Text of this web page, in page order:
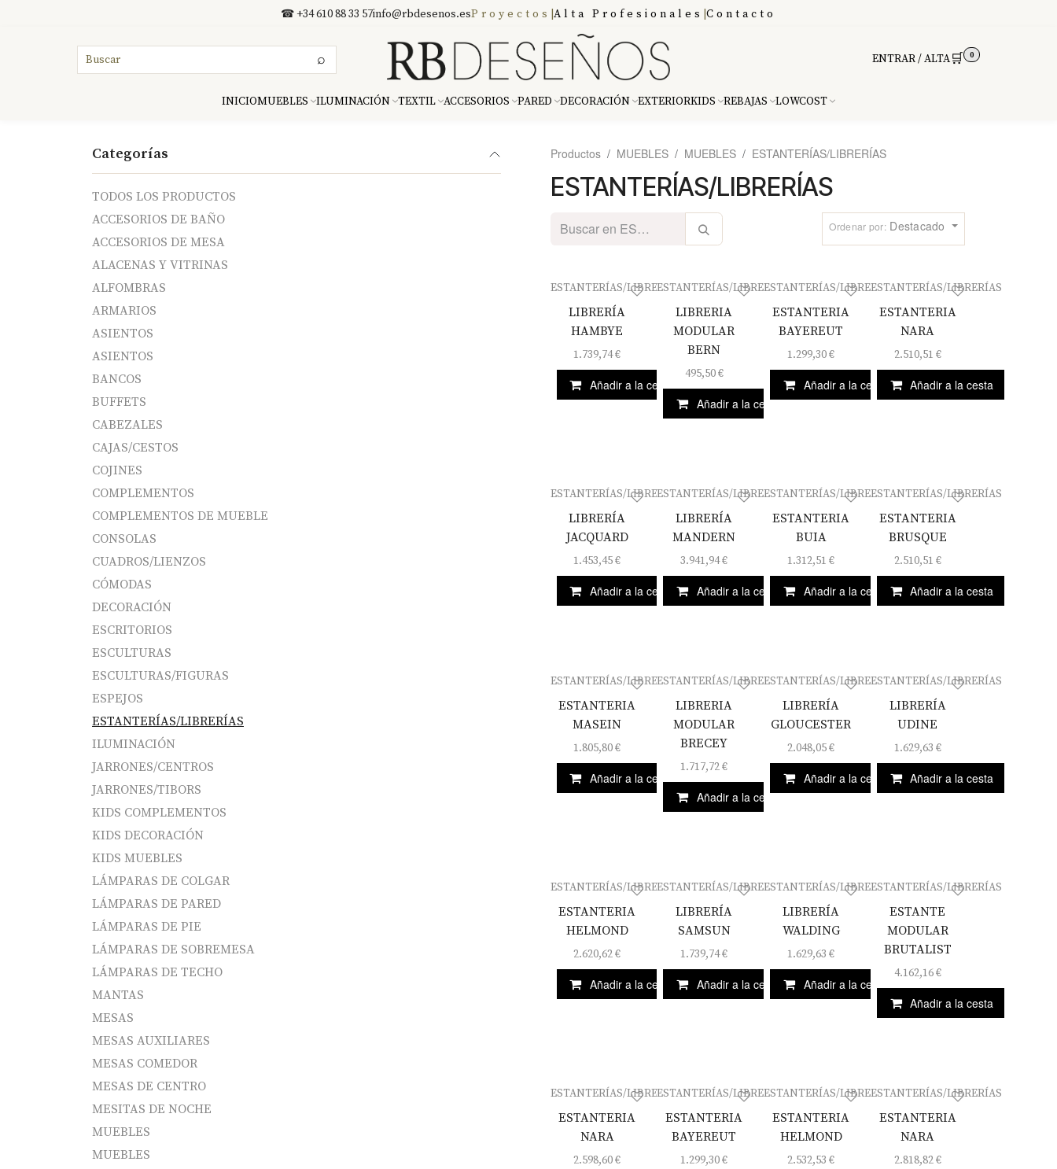
☎ +34 610 88 33 57info@rbdesenos.esProyectos Alta Profesionales Contacto
⌕ ENTRAR / ALTA🛒 0
INICIOMUEBLES ILUMINACIÓN TEXTIL ACCESORIOS PARED DECORACIÓN EXTERIORKIDS REBAJAS LOWCOST
Categorías
TODOS LOS PRODUCTOS
ACCESORIOS DE BAÑO
ACCESORIOS DE MESA
ALACENAS Y VITRINAS
ALFOMBRAS
ARMARIOS
ASIENTOS
ASIENTOS
BANCOS
BUFFETS
CABEZALES
CAJAS/CESTOS
COJINES
COMPLEMENTOS
COMPLEMENTOS DE MUEBLE
CONSOLAS
CUADROS/LIENZOS
CÓMODAS
DECORACIÓN
ESCRITORIOS
ESCULTURAS
ESCULTURAS/FIGURAS
ESPEJOS
ESTANTERÍAS/LIBRERÍAS
ILUMINACIÓN
JARRONES/CENTROS
JARRONES/TIBORS
KIDS COMPLEMENTOS
KIDS DECORACIÓN
KIDS MUEBLES
LÁMPARAS DE COLGAR
LÁMPARAS DE PARED
LÁMPARAS DE PIE
LÁMPARAS DE SOBREMESA
LÁMPARAS DE TECHO
MANTAS
MESAS
MESAS AUXILIARES
MESAS COMEDOR
MESAS DE CENTRO
MESITAS DE NOCHE
MUEBLES
MUEBLES
Productos MUEBLES MUEBLES ESTANTERÍAS/LIBRERÍAS
ESTANTERÍAS/LIBRERÍAS
Ordenar por: Destacado
ESTANTERÍAS/LIBRERÍAS
LIBRERÍA
HAMBYE
1.739,74€
Añadir a la cesta
ESTANTERÍAS/LIBRERÍAS
LIBRERIA
MODULAR
BERN
495,50€
Añadir a la cesta
ESTANTERÍAS/LIBRERÍAS
ESTANTERIA
BAYEREUT
1.299,30€
Añadir a la cesta
ESTANTERÍAS/LIBRERÍAS
ESTANTERIA
NARA
2.510,51 €
Añadir a la cesta
ESTANTERÍAS/LIBRERÍAS
LIBRERÍA
JACQUARD
1.453,45€
Añadir a la cesta
ESTANTERÍAS/LIBRERÍAS
LIBRERÍA
MANDERN
3.941,94€
Añadir a la cesta
ESTANTERÍAS/LIBRERÍAS
ESTANTERIA
BUIA
1.312,51 €
Añadir a la cesta
ESTANTERÍAS/LIBRERÍAS
ESTANTERIA
BRUSQUE
2.510,51 €
Añadir a la cesta
ESTANTERÍAS/LIBRERÍAS
ESTANTERIA
MASEIN
1.805,80€
Añadir a la cesta
ESTANTERÍAS/LIBRERÍAS
LIBRERIA
MODULAR
BRECEY
1.717,72€
Añadir a la cesta
ESTANTERÍAS/LIBRERÍAS
LIBRERÍA
GLOUCESTER
2.048,05€
Añadir a la cesta
ESTANTERÍAS/LIBRERÍAS
LIBRERÍA
UDINE
1.629,63 €
Añadir a la cesta
ESTANTERÍAS/LIBRERÍAS
ESTANTERIA
HELMOND
2.620,62€
Añadir a la cesta
ESTANTERÍAS/LIBRERÍAS
LIBRERÍA
SAMSUN
1.739,74€
Añadir a la cesta
ESTANTERÍAS/LIBRERÍAS
LIBRERÍA
WALDING
1.629,63 €
Añadir a la cesta
ESTANTERÍAS/LIBRERÍAS
ESTANTE
MODULAR
BRUTALIST
4.162,16€
Añadir a la cesta
ESTANTERÍAS/LIBRERÍAS
ESTANTERIA
NARA
2.598,60€
ESTANTERÍAS/LIBRERÍAS
ESTANTERIA
BAYEREUT
1.299,30€
ESTANTERÍAS/LIBRERÍAS
ESTANTERIA
HELMOND
2.532,53 €
ESTANTERÍAS/LIBRERÍAS
ESTANTERIA
NARA
2.818,82€